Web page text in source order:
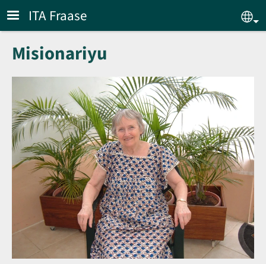
Skip to main content
ITA Fraase
Misionariyu